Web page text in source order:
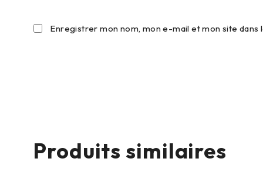
Enregistrer mon nom, mon e-mail et mon site
Produits similaires